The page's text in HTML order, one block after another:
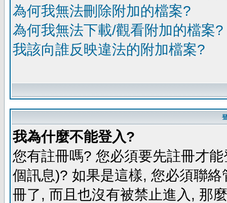
為何我無法刪除附加的檔案?
為何我無法下載/觀看附加的檔案?
我該向誰反映違法的附加檔案?
我為什麼不能登入?
您有註冊嗎? 您必須要先註冊才
個訊息)? 如果是這樣, 您必須聯
冊了, 而且也沒有被禁止進入, 那